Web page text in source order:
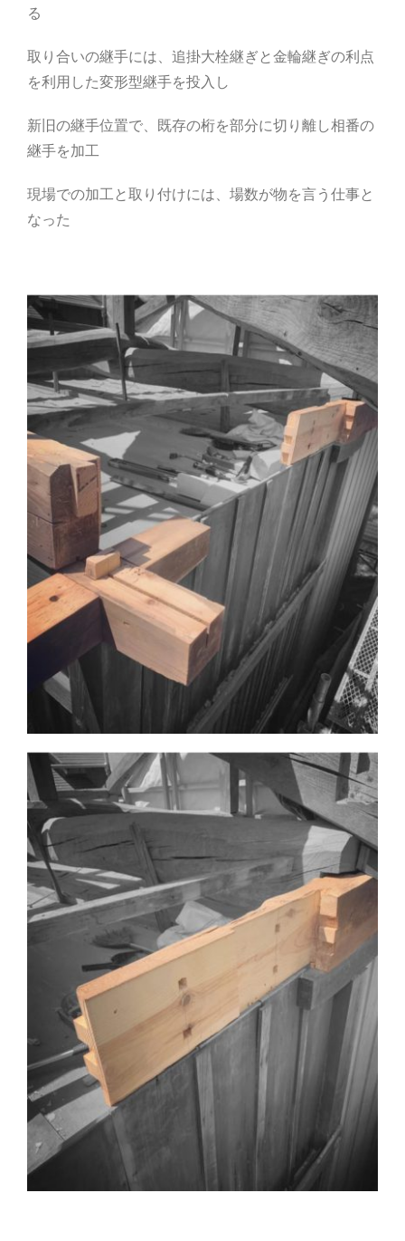
る
取り合いの継手には、追掛大栓継ぎと金輪継ぎの利点
を利用した変形型継手を投入し
新旧の継手位置で、既存の桁を部分に切り離し相番の
継手を加工
現場での加工と取り付けには、場数が物を言う仕事と
なった